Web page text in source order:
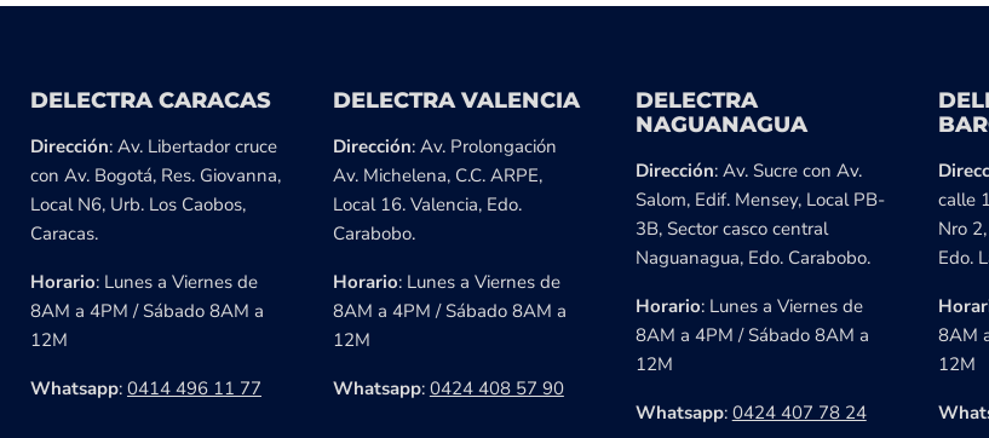
DELECTRA CARACAS
Dirección: Av. Libertador cruce
con Av. Bogotá, Res. Giovanna,
Local N6, Urb. Los Caobos,
Caracas.
Horario: Lunes a Viernes de
8AM a 4PM / Sábado 8AM a
12M
Whatsapp: 0414 496 11 77
DELECTRA VALENCIA
Dirección: Av. Prolongación
Av. Michelena, C.C. ARPE,
Local 16. Valencia, Edo.
Carabobo.
Horario: Lunes a Viernes de
8AM a 4PM / Sábado 8AM a
12M
Whatsapp: 0424 408 57 90
DELECTRA
NAGUANAGUA
Dirección: Av. Sucre con Av.
Salom, Edif. Mensey, Local PB-
3B, Sector casco central
Naguanagua, Edo. Carabobo.
Horario: Lunes a Viernes de
8AM a 4PM / Sábado 8AM a
12M
Whatsapp: 0424 407 78 24
calle
Nro
Edo.
8AM
12M